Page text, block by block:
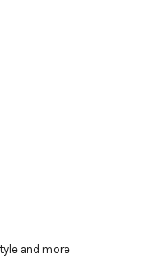
and more